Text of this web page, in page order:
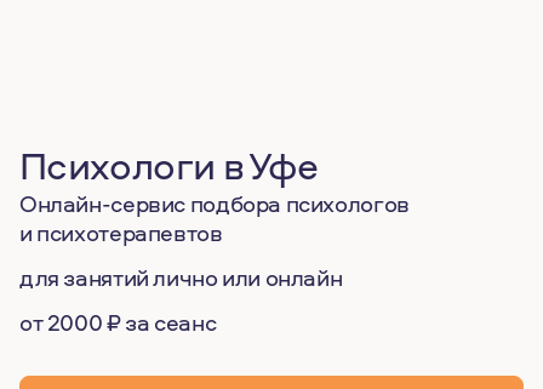
Психологи в Уфе
Онлайн-сервис подбора психологов
и психотерапевтов
для занятий лично или онлайн
от 2000 ₽ за сеанс